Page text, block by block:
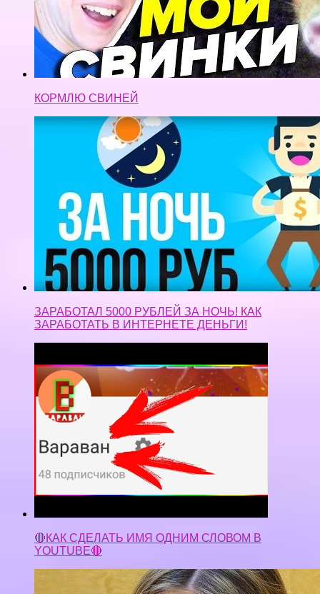
КОРМЛЮ СВИНЕЙ
ЗАРАБОТАЛ 5000 РУБЛЕЙ ЗА НОЧЬ! КАК
ЗАРАБОТАТЬ В ИНТЕРНЕТЕ ДЕНЬГИ!
🔴КАК СДЕЛАТЬ ИМЯ ОДНИМ СЛОВОМ В
YOUTUBE🔴